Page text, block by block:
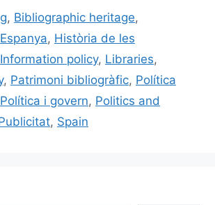
s
k
y
e
dI
n
p
ar
te
ix
, Bibliographic heritage,
Espanya, Història de les
Information policy, Libraries,
, Patrimoni bibliogràfic, Política
Política i govern, Politics and
, Spain